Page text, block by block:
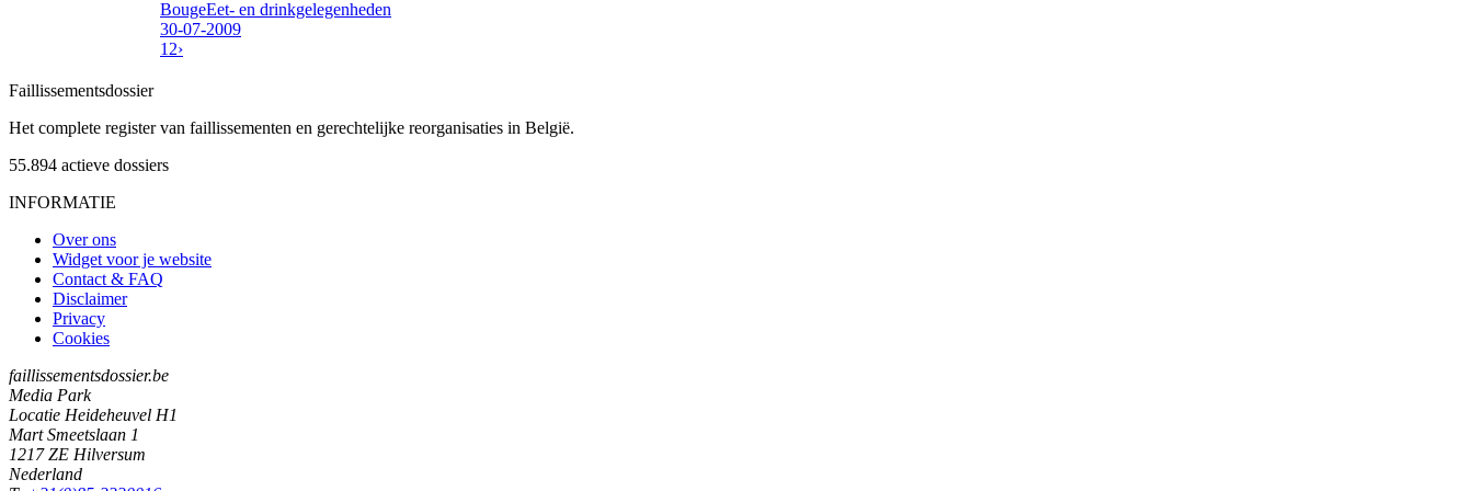
BougeEet- en drinkgelegenheden
30-07-2009
1 2›
Faillissementsdossier
Het complete register van faillissementen en gerechtelijke reorganisaties in België.
55.894 actieve dossiers
INFORMATIE
Over ons
Widget voor je website
Contact & FAQ
Disclaimer
Privacy
Cookies
faillissementsdossier.be
Media Park
Locatie Heideheuvel H1
Mart Smeetslaan 1
1217 ZE Hilversum
Nederland